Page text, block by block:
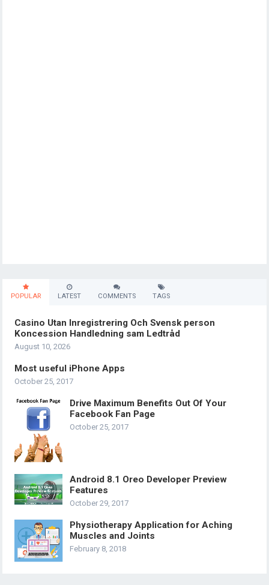
POPULAR LATEST COMMENTS TAGS
Casino Utan Inregistrering Och Svensk person
Koncession Handledning sam Ledtråd
August 10, 2026
Most useful iPhone Apps
October 25, 2017
Drive Maximum Benefits Out Of Your
Facebook Fan Page
October 25, 2017
Android 8.1 Oreo Developer Preview
Features
October 29, 2017
Physiotherapy Application for Aching
Muscles and Joints
February 8, 2018